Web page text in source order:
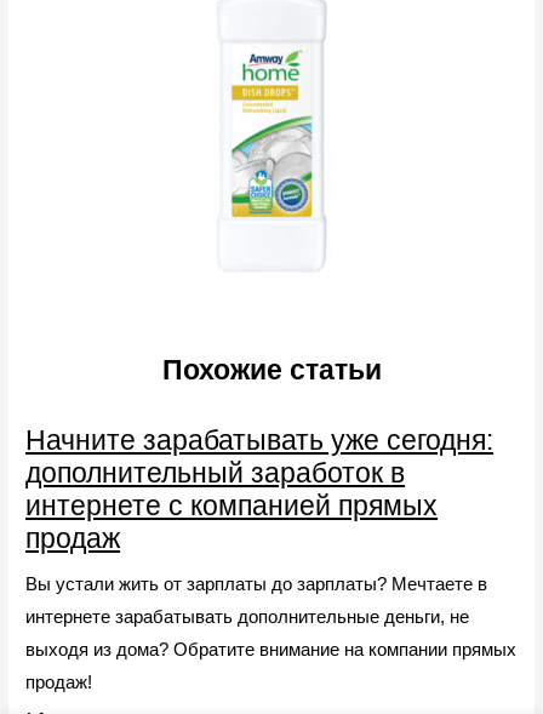
Похожие статьи
Начните зарабатывать уже сегодня:
дополнительный заработок в
интернете с компанией прямых
продаж
Вы устали жить от зарплаты до зарплаты? Мечтаете в
интернете зарабатывать дополнительные деньги, не
выходя из дома? Обратите внимание на компании прямых
продаж!